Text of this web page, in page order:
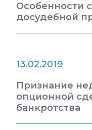
Особенности
досудебной
13.02.2019
Признание
опционной
банкротства